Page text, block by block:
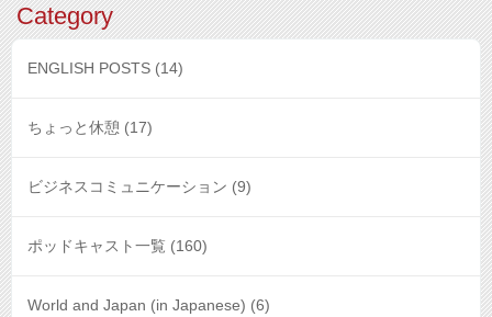
Category
ENGLISH POSTS (14)
ちょっと休憩 (17)
ビジネスコミュニケーション (9)
ポッドキャスト一覧 (160)
World and Japan (in Japanese) (6)